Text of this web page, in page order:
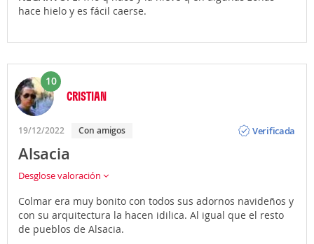
hace hielo y es fácil caerse.
10
CRISTIAN
19/12/2022 Con amigos
Verificada
Alsacia
Desglose valoración
Colmar era muy bonito con todos sus adornos navideños y
con su arquitectura la hacen idilica. Al igual que el resto
de pueblos de Alsacia.